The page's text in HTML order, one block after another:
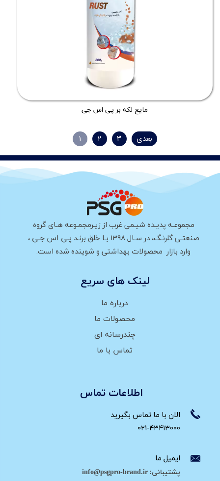
مایع لکه بر پی اس جی
۱ ۲ ۳ بعدی
مجموعـه پدیـده شیـمی غرب از زیـرمجمـوعه هـای گروه
صنعتـی گلرنـگ، در سـال 1398 بـا خلق برنـد
پـی اس جـی،
وارد بازار محصولات بهداشتی و شوینده شده است.
درباره ما
محصولات ما
چندرسانه ای
تماس با ما
لینک های سریع
اطلاعات تماس
الان با ما تماس بگیرید
ایمیل ما
021-43413000
پشتیبانی: info@psgpro-brand.ir